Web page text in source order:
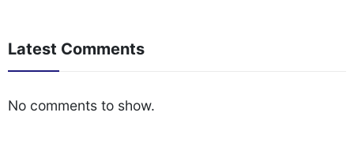
Latest Comments
No comments to show.